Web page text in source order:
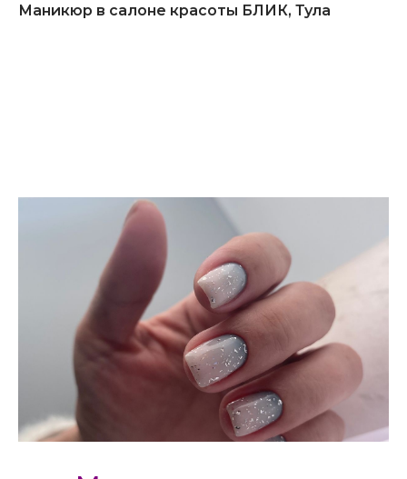
Маникюр в салоне красоты БЛИК, Тула